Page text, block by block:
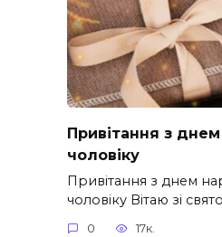
Привітання з
чоловіку
Привітання з днем
чоловіку Вітаю зі
0 17к.